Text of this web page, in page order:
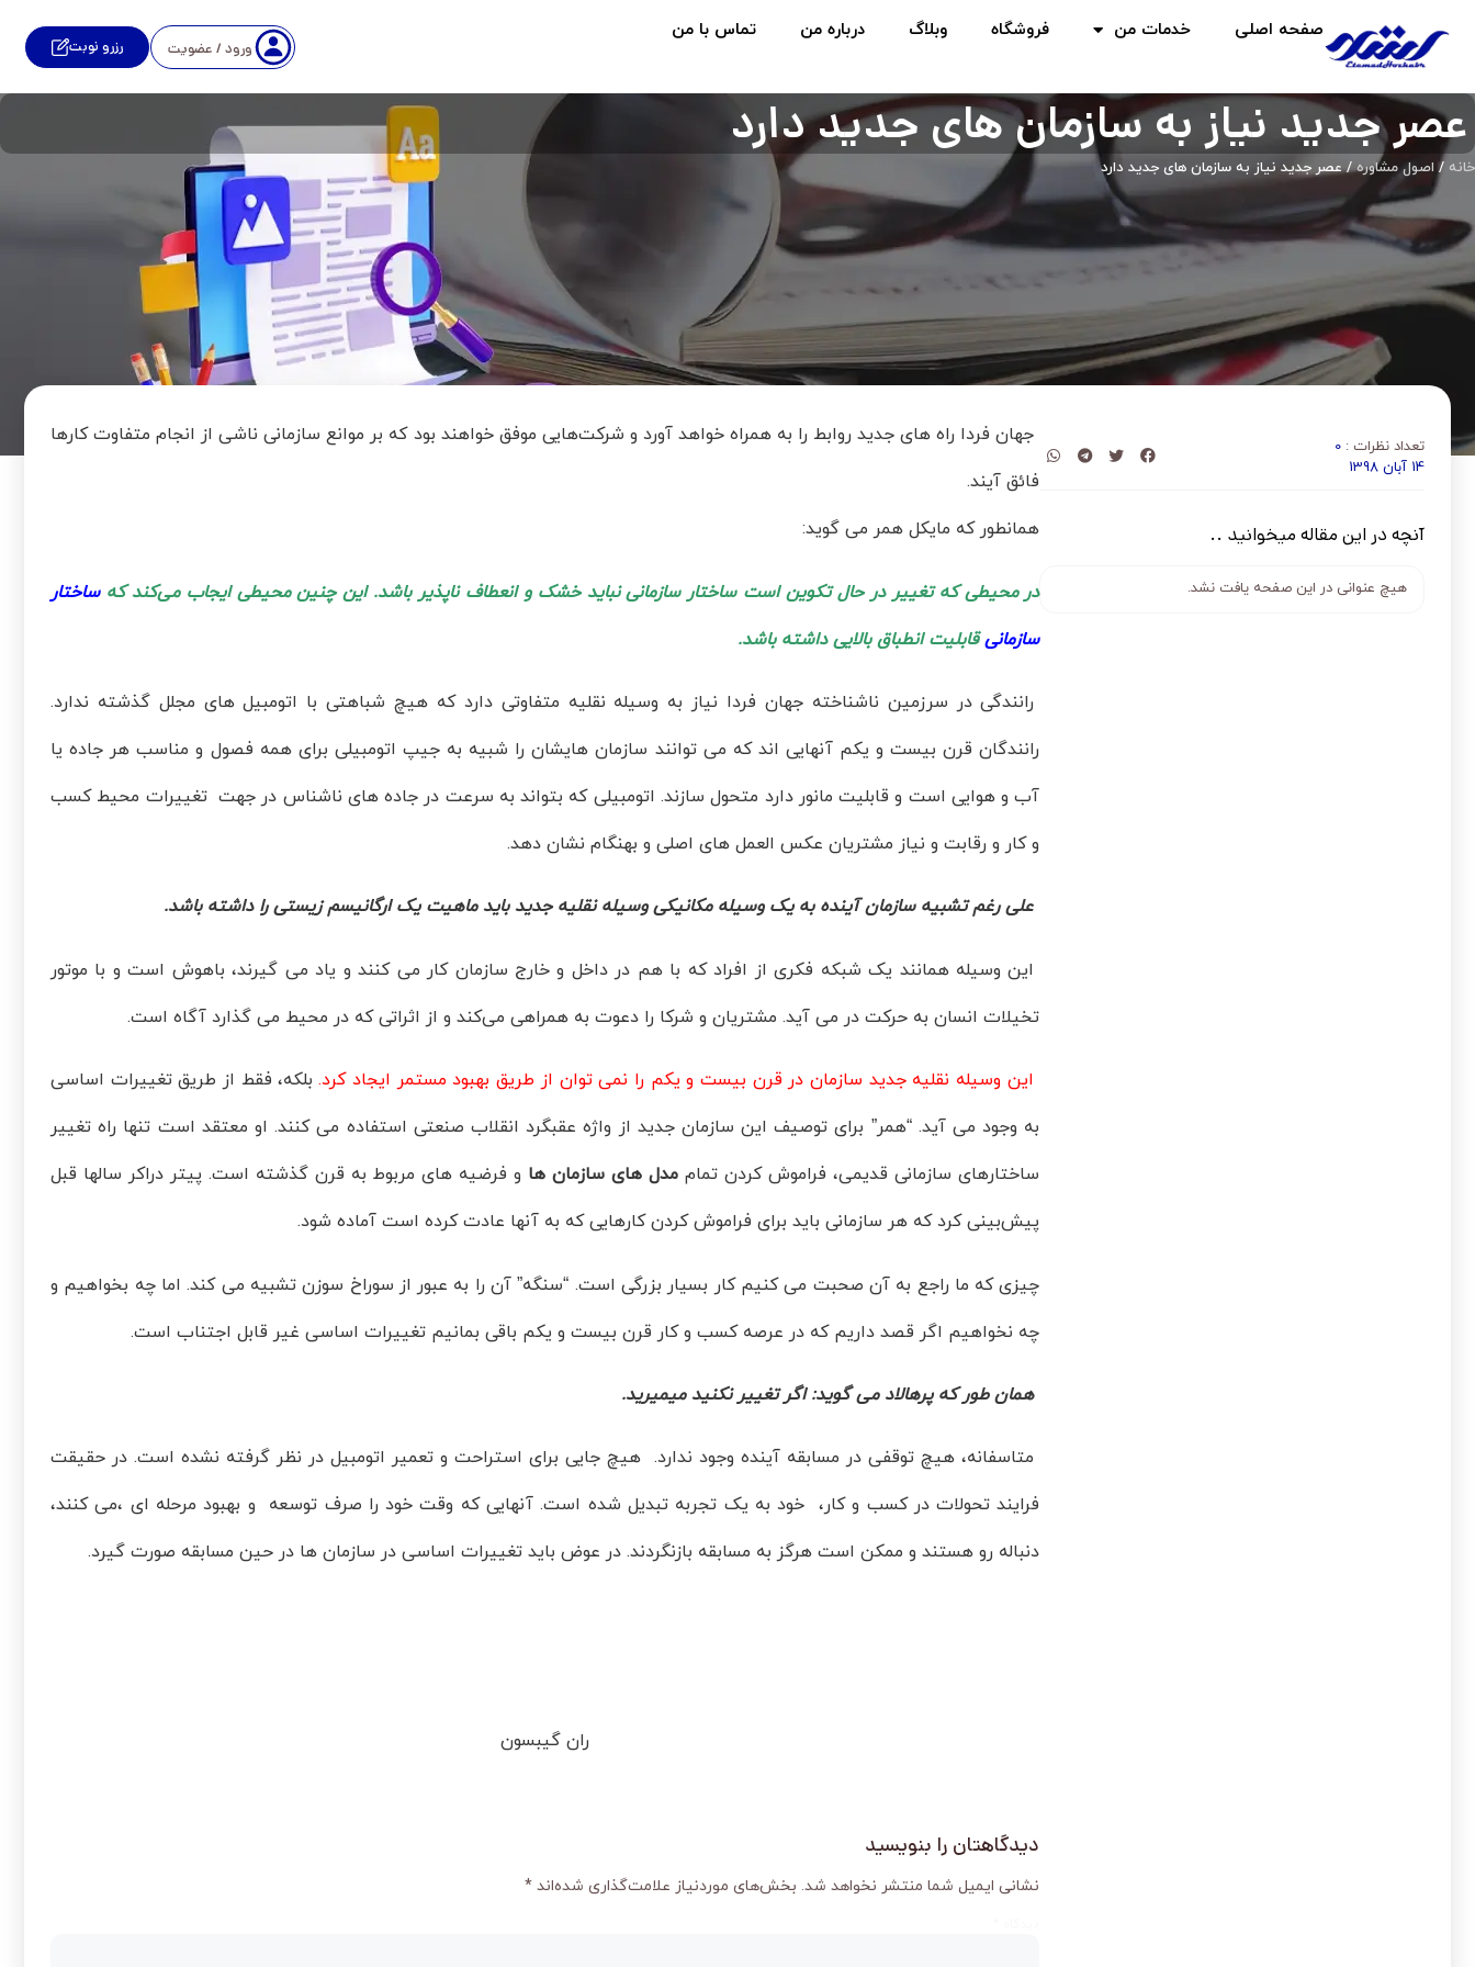
صفحه اصلی خدمات من فروشگاه وبلاگ درباره من تماس با من
ورود / عضویت رزرو نوبت
عصر جدید نیاز به سازمان های جدید دارد
خانه / اصول مشاوره/ عصر جدید نیاز به سازمان های جدید دارد
تعداد نظرات : 0
14 آبان 1398
آنچه در این مقاله میخوانید ..
هیچ عنوانی در این صفحه یافت نشد.
جهان فردا راه های جدید روابط را به همراه خواهد آورد و شرکت‌هایی موفق خواهند بود که بر موانع سازمانی ناشی از انجام متفاوت کارها
فائق آیند.
همانطور که مایکل همر می گوید:
در محیطی که تغییر در حال تکوین است ساختار سازمانی نباید خشک و انعطاف ناپذیر باشد. این چنین محیطی ایجاب می‌کند کهساختار
سازمانیقابلیت انطباق بالایی داشته باشد.
رانندگی در سرزمین ناشناخته جهان فردا نیاز به وسیله نقلیه متفاوتی دارد که هیچ شباهتی با اتومبیل های مجلل گذشته ندارد.
رانندگان قرن بیست و یکم آنهایی اند که می توانند سازمان هایشان را شبیه به جیپ اتومبیلی برای همه فصول و مناسب هر جاده یا
آب و هوایی است و قابلیت مانور دارد متحول سازند. اتومبیلی که بتواند به سرعت در جاده های ناشناس در جهت تغییرات محیط کسب
و کار و رقابت و نیاز مشتریان عکس العمل های اصلی و بهنگام نشان دهد.
علی رغم تشبیه سازمان آینده به یک وسیله مکانیکی وسیله نقلیه جدید باید ماهیت یک ارگانیسم زیستی را داشته باشد.
این وسیله همانند یک شبکه فکری از افراد که با هم در داخل و خارج سازمان کار می کنند و یاد می گیرند، باهوش است و با موتور
تخیلات انسان به حرکت در می آید. مشتریان و شرکا را دعوت به همراهی می‌کند و از اثراتی که در محیط می گذارد آگاه است.
این وسیله نقلیه جدید سازمان در قرن بیست و یکم را نمی توان از طریق بهبود مستمر ایجاد کرد.بلکه، فقط از طریق تغییرات اساسی
به وجود می آید. “همر” برای توصیف این سازمان جدید از واژه عقبگرد انقلاب صنعتی استفاده می کنند. او معتقد است تنها راه تغییر
ساختارهای سازمانی قدیمی، فراموش کردن تمام مدل های سازمان ها و فرضیه های مربوط به قرن گذشته است. پیتر دراکر سالها قبل
پیش‌بینی کرد که هر سازمانی باید برای فراموش کردن کارهایی که به آنها عادت کرده است آماده شود.
چیزی که ما راجع به آن صحبت می کنیم کار بسیار بزرگی است. “سنگه” آن را به عبور از سوراخ سوزن تشبیه می کند. اما چه بخواهیم و
چه نخواهیم اگر قصد داریم که در عرصه کسب و کار قرن بیست و یکم باقی بمانیم تغییرات اساسی غیر قابل اجتناب است.
همان طور که پرهالاد می گوید: اگر تغییر نکنید میمیرید.
متاسفانه، هیچ توقفی در مسابقه آینده وجود ندارد. هیچ جایی برای استراحت و تعمیر اتومبیل در نظر گرفته نشده است. در حقیقت
فرایند تحولات در کسب و کار، خود به یک تجربه تبدیل شده است. آنهایی که وقت خود را صرف توسعه و بهبود مرحله ای ،می کنند،
دنباله رو هستند و ممکن است هرگز به مسابقه بازنگردند. در عوض باید تغییرات اساسی در سازمان ها در حین مسابقه صورت گیرد.
ران گیبسون
دیدگاهتان را بنویسید
نشانی ایمیل شما منتشر نخواهد شد. بخش‌های موردنیاز علامت‌گذاری شده‌اند *